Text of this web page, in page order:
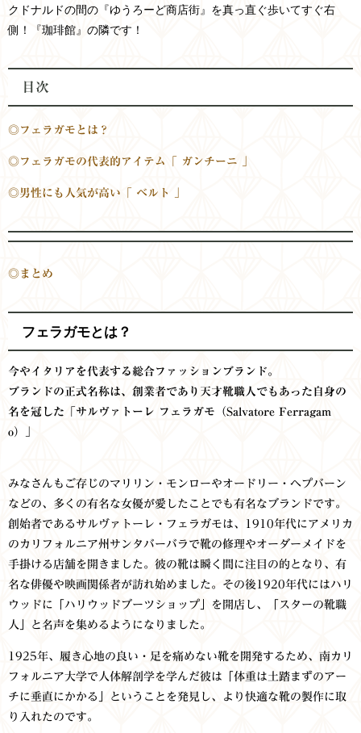
クドナルドの間の『ゆうろーど商店街』を真っ直ぐ歩いてすぐ右
側！『珈琲館』の隣です！
目次
◎フェラガモとは？
◎フェラガモの代表的アイテム「 ガンチーニ 」
◎男性にも人気が高い「 ベルト 」
◎まとめ
フェラガモとは？
今やイタリアを代表する総合ファッションブランド。
ブランドの正式名称は、創業者であり天才靴職人でもあった自身の
名を冠した「サルヴァトーレ フェラガモ（Salvatore Ferragam
o）」
みなさんもご存じのマリリン・モンローやオードリー・ヘプバーン
などの、多くの有名な女優が愛したことでも有名なブランドです。
創始者であるサルヴァトーレ・フェラガモは、1910年代にアメリカ
のカリフォルニア州サンタバーバラで靴の修理やオーダーメイドを
手掛ける店舗を開きました。彼の靴は瞬く間に注目の的となり、有
名な俳優や映画関係者が訪れ始めました。その後1920年代にはハリ
ウッドに「ハリウッドブーツショップ」を開店し、「スターの靴職
人」と名声を集めるようになりました。
1925年、履き心地の良い・足を痛めない靴を開発するため、南カリ
フォルニア大学で人体解剖学を学んだ彼は「体重は土踏まずのアー
チに垂直にかかる」ということを発見し、より快適な靴の製作に取
り入れたのです。